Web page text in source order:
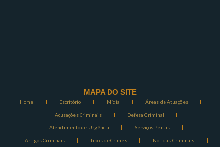
MAPA DO SITE
Home Escritório Mídia Áreas de Atuações
Acusações Criminais Defesa Criminal
Atendimento de Urgência Serviços Penais
Artigos Criminais Tipos de Crimes Notícias Criminais